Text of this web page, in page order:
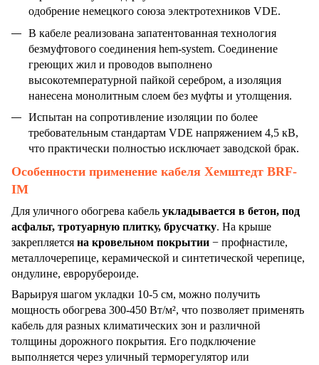
одобрение немецкого союза электротехников VDE.
В кабеле реализована запатентованная технология
безмуфтового соединения hem-system. Соединение
греющих жил и проводов выполнено
высокотемпературной пайкой серебром, а изоляция
нанесена монолитным слоем без муфты и утолщения.
Испытан на сопротивление изоляции по более
требовательным стандартам VDE напряжением 4,5 кВ,
что практически полностью исключает заводской брак.
Особенности применение кабеля Хемштедт BRF-
IM
Для уличного обогрева кабель укладывается в бетон, под
асфальт, тротуарную плитку, брусчатку. На крыше
закрепляется на кровельном покрытии − профнастиле,
металлочерепице, керамической и синтетической черепице,
ондулине, еврорубероиде.
Варьируя шагом укладки 10-5 см, можно получить
мощность обогрева 300-450 Вт/м², что позволяет применять
кабель для разных климатических зон и различной
толщины дорожного покрытия. Его подключение
выполняется через уличный терморегулятор или